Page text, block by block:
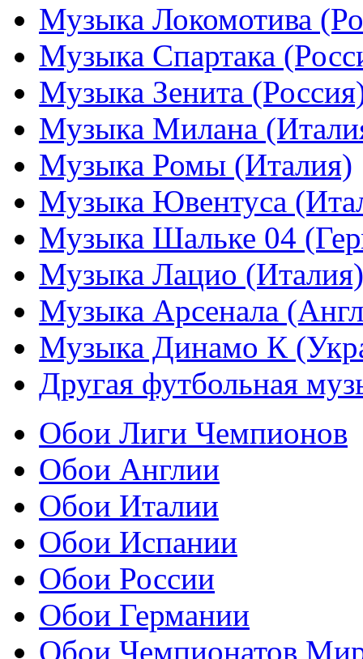
Музыка Локомотива
Музыка Спартака
Музыка Зенита
Музыка Милана
Музыка Ромы (Италия)
Музыка Ювентуса
Музыка Шальке 04
Музыка Лацио (Италия)
Музыка Арсенала
Музыка Динамо К
Другая футбольная
Обои Лиги Чемпионов
Обои Англии
Обои Италии
Обои Испании
Обои России
Обои Германии
Обои Чемпионатов